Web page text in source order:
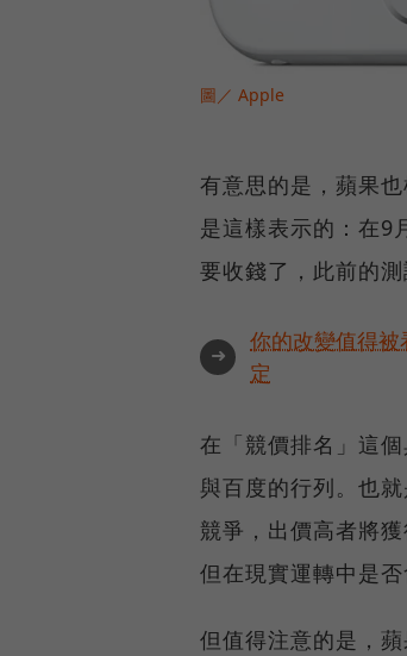
圖／ Apple
有意思的是，蘋果
是這樣表示的：在9
要收錢了，此前的
➜
你的改變值得
定
在「競價排名」這
與百度的行列。也
競爭，出價高者將
但在現實運轉中是
但值得注意的是，